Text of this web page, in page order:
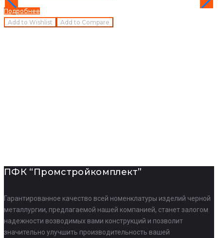
Подробнее
Add to Wishlist
Add to Compare
ПФК “Промстройкомплект”
Гарантированное качество всей номенклатуры изделий черной
металлургии, предлагаемой нашей компанией, станет залогом
надежности возводимых вами конструкций и позволит
значительно улучшить производительность вашей